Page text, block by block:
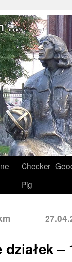
Checker
Pig
działek –